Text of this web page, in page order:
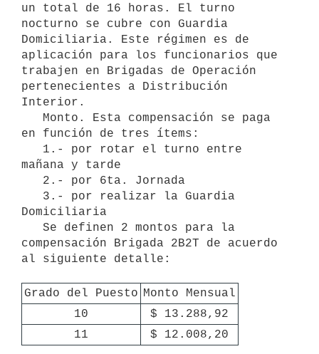
un total de 16 horas. El turno
nocturno se cubre con Guardia
Domiciliaria. Este régimen es de
aplicación para los funcionarios que
trabajen en Brigadas de Operación
pertenecientes a Distribución
Interior.
en función de tres ítems:
mañana y tarde
Domiciliaria
compensación Brigada 2B2T de acuerdo
al siguiente detalle:
Grado del Puesto Monto Mensual
10
$ 13.288,92
11
$ 12.008,20